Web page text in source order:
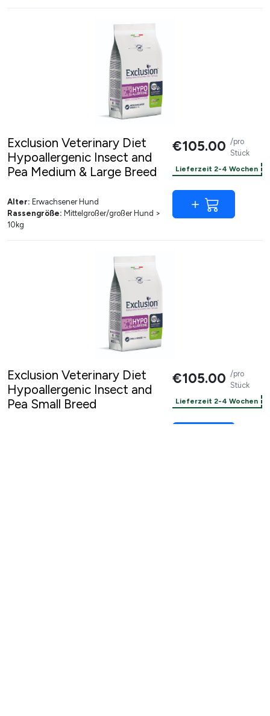
Exclusion Veterinary Diet
Hypoallergenic Insect and
Pea Medium & Large Breed
Alter: Erwachsener Hund
Rassengröße: Mittelgroßer/großer Hund >
10kg
€105.00 /pro
Stück
Lieferzeit 2-4 Wochen
Exclusion Veterinary Diet
Hypoallergenic Insect and
Pea Small Breed
€105.00 /pro
Stück
Lieferzeit 2-4 Wochen